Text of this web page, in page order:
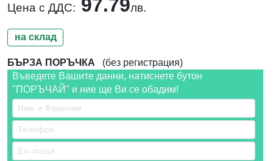
Цена с ДДС: 97.79лв.
на склад
БЪРЗА ПОРЪЧКА (без регистрация)
Въведете Вашите данни, натиснете бутон
"ПОРЪЧАЙ" и ние ще Ви се обадим!